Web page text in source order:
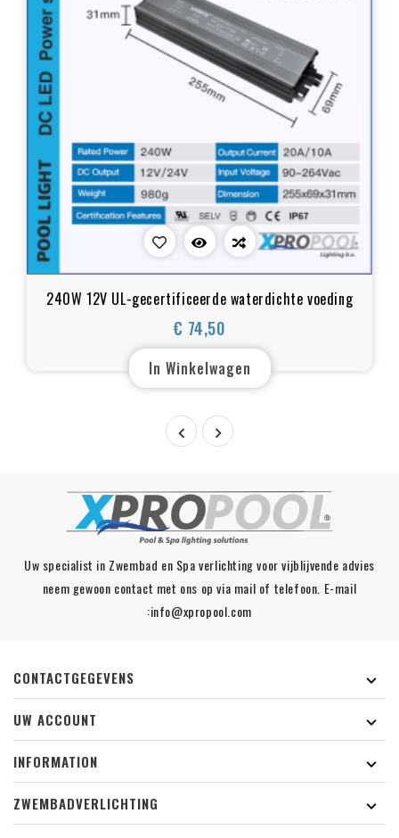
240W 12V UL-gecertificeerde waterdichte voeding
€ 74,50
Prijs
In Winkelwagen
 
Uw specialist in Zwembad en Spa verlichting voor vijblijvende advies
neem gewoon contact met ons op via mail of telefoon. E-mail
:info@xpropool.com
CONTACTGEGEVENS

UW ACCOUNT

INFORMATION

ZWEMBADVERLICHTING
